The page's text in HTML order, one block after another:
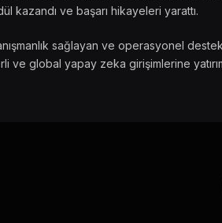
kazandı ve başarı hikayeleri yarattı.
sağlayan ve operasyonel
ve global yapay zeka girişimlerine